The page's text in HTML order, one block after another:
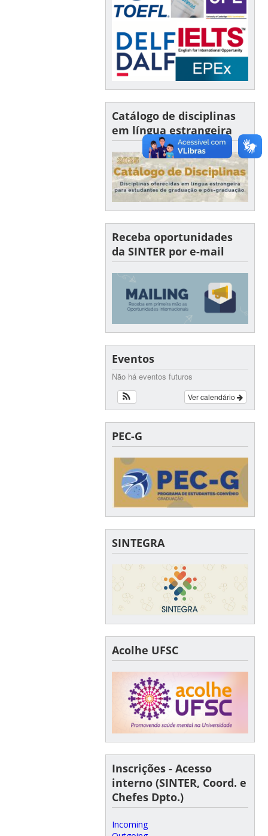
Catálogo de disciplinas
em língua estrangeira
Receba oportunidades
da SINTER por e-mail
Eventos
Não há eventos futuros
Ver calendário
PEC-G
SINTEGRA
Acolhe UFSC
Inscrições - Acesso
interno (SINTER, Coord. e
Chefes Dpto.)
Incoming